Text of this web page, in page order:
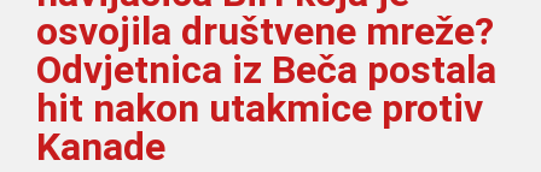
osvojila društvene mreže?
Odvjetnica iz Beča postala
hit nakon utakmice protiv
Kanade